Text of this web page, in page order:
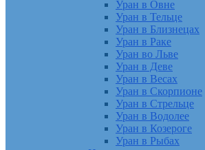
Уран в Овне
Уран в Тельце
Уран в Близнецах
Уран в Раке
Уран во Льве
Уран в Деве
Уран в Весах
Уран в Скорпионе
Уран в Стрельце
Уран в Водолее
Уран в Козероге
Уран в Рыбах